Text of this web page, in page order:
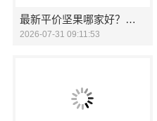
最新平价坚果哪家好？零食大明星自然原物系列，健康之选
2026-07-31 09:11:53